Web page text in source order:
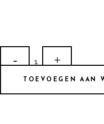
quantity
TOEVOEGEN AAN